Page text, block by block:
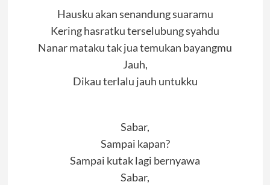
Hausku akan senandung suaramu
Kering hasratku terselubung syahdu
Nanar mataku tak jua temukan bayangmu
Jauh,
Dikau terlalu jauh untukku
Sabar,
Sampai kapan?
Sampai kutak lagi bernyawa
Sabar,